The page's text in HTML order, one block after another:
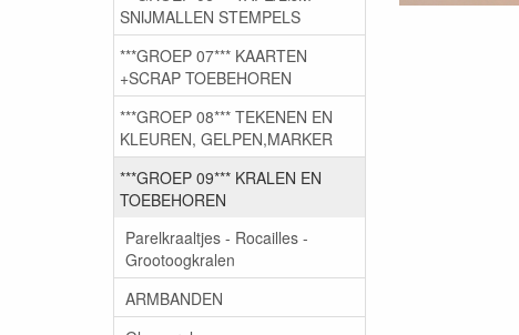
SNIJMALLEN STEMPELS
***GROEP 07*** KAARTEN
+SCRAP TOEBEHOREN
***GROEP 08*** TEKENEN EN
KLEUREN, GELPEN,MARKER
***GROEP 09*** KRALEN EN
TOEBEHOREN
Parelkraaltjes - Rocailles -
Grootoogkralen
ARMBANDEN